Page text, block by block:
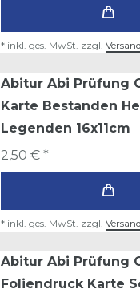
* inkl. ges. MwSt. zzgl.
Abitur Abi Prüfung
Karte Bestanden
Legenden 16x11cm
2,50 € *
* inkl. ges. MwSt. zzgl.
Abitur Abi Prüfung
Foliendruck Karte